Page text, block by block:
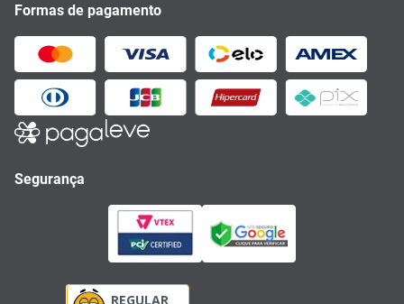
Formas de pagamento
Segurança